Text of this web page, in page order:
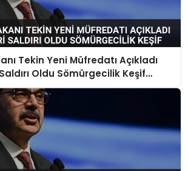
Tekin Yeni Müfredatı Açıkladı
Oldu Sömürgecilik Keşif